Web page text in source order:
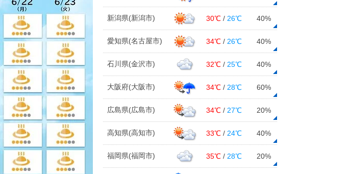
新潟県(新潟市) 30℃ / 26℃ 40%
愛知県(名古屋市) 34℃ / 26℃ 40%
石川県(金沢市) 32℃ / 25℃ 40%
大阪府(大阪市) 34℃ / 28℃ 60%
広島県(広島市) 34℃ / 27℃ 20%
高知県(高知市) 33℃ / 24℃ 40%
福岡県(福岡市) 35℃ / 28℃ 20%